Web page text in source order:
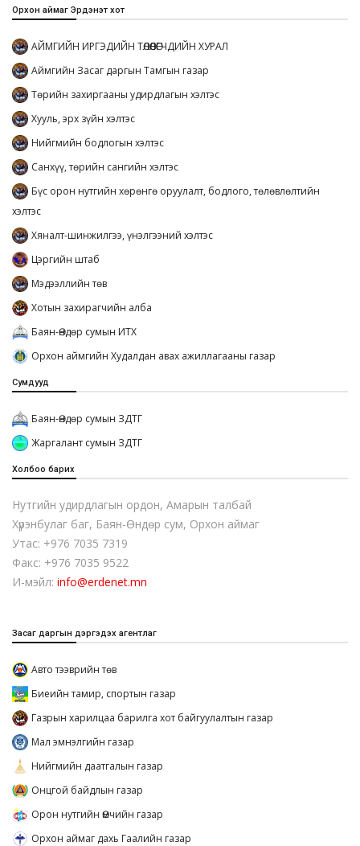
Орхон аймаг Эрдэнэт хот
АЙМГИЙН ИРГЭДИЙН ТӨЛӨӨЛӨГЧДИЙН ХУРАЛ
Аймгийн Засаг даргын Тамгын газар
Төрийн захиргааны удирдлагын хэлтэс
Хууль, эрх зүйн хэлтэс
Нийгмийн бодлогын хэлтэс
Санхүү, төрийн сангийн хэлтэс
Бүс орон нутгийн хөрөнгө оруулалт, бодлого, төлөвлөлтийн
хэлтэс
Хяналт-шинжилгээ, үнэлгээний хэлтэс
Цэргийн штаб
Мэдээллийн төв
Хотын захирагчийн алба
Баян-Өндөр сумын ИТХ
Орхон аймгийн Худалдан авах ажиллагааны газар
Сумдууд
Баян-Өндөр сумын ЗДТГ
Жаргалант сумын ЗДТГ
Холбоо барих
Нутгийн удирдлагын ордон, Амарын талбай
Хүрэнбулаг баг, Баян-Өндөр сум, Орхон аймаг
Утас: +976 7035 7319
Факс: +976 7035 9522
И-мэйл: info@erdenet.mn
Засаг даргын дэргэдэх агентлаг
Авто тээврийн төв
Биеийн тамир, спортын газар
Газрын харилцаа барилга хот байгуулалтын газар
Мал эмнэлгийн газар
Нийгмийн даатгалын газар
Онцгой байдлын газар
Орон нутгийн Өмчийн газар
Орхон аймаг дахь Гаалийн газар